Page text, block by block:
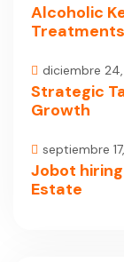
Alcoholic
Treatments
diciembre
Strategic
Growth
septiembre
Jobot
Estate